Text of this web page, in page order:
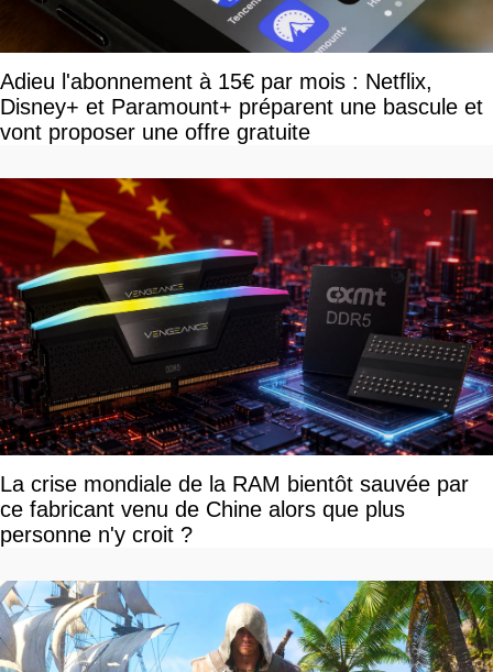
Adieu l'abonnement à 15€ par mois : Netflix,
Disney+ et Paramount+ préparent une bascule et
vont proposer une offre gratuite
La crise mondiale de la RAM bientôt sauvée par
ce fabricant venu de Chine alors que plus
personne n'y croit ?